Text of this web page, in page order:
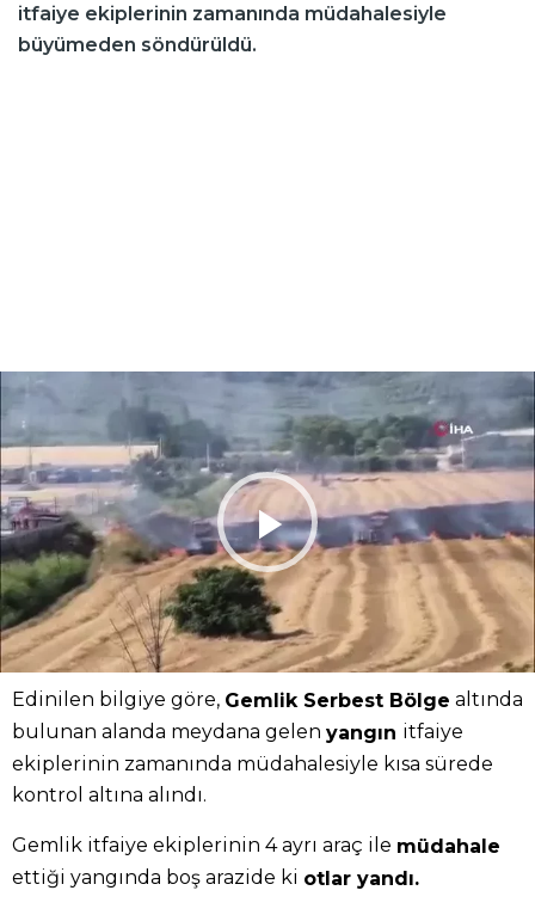
itfaiye ekiplerinin zamanında müdahalesiyle
büyümeden söndürüldü.
Edinilen bilgiye göre, Gemlik Serbest Bölge altında
bulunan alanda meydana gelen yangın itfaiye
ekiplerinin zamanında müdahalesiyle kısa sürede
kontrol altına alındı.
Gemlik itfaiye ekiplerinin 4 ayrı araç ile müdahale
ettiği yangında boş arazide ki otlar yandı.